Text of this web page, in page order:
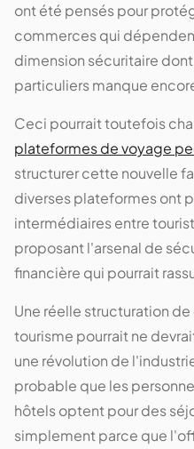
ont été pensés pour
commerces qui
dimension sécuritaire
particuliers manque
Ceci pourrait toutefois
plateformes de voyage
structurer cette nouvelle
diverses plateformes ont
intermédiaires entre
proposant l'arsenal de
financière qui pourrait
Une réelle structuration
tourisme pourrait ne
une révolution de
probable que les
hôtels optent pour des
simplement parce que